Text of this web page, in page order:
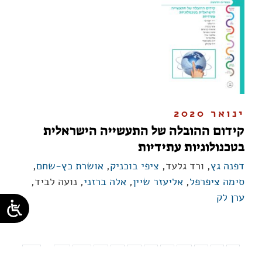
ינואר 2020
קידום ההובלה של התעשייה הישראלית
בטכנולוגיות עתידיות
דפנה גץ, ורד גלעד, ציפי בוכניק, אושרת כץ-שחם,
סימה ציפרפל, אליעזר שיין, אלה ברזני, נועה לביד,
ערן לק